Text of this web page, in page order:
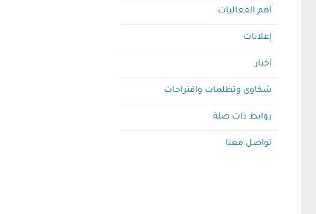
أهم الفعاليات
إعلانات
أخبار
شكاوى وتظلمات واقتراحات
روابط ذات صلة
تواصل معنا